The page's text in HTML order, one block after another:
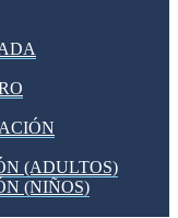
(ADULTOS)
(NIÑOS)